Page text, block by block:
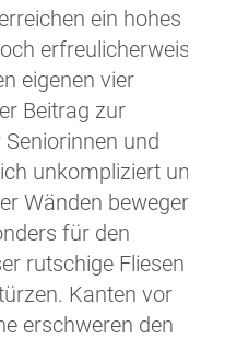
ein hohes
erfreulicherweise
eigenen vier
Beitrag zur
und
unkompliziert und
Wänden bewegen
für den
rutschige Fliesen
Kanten vor
erschweren den